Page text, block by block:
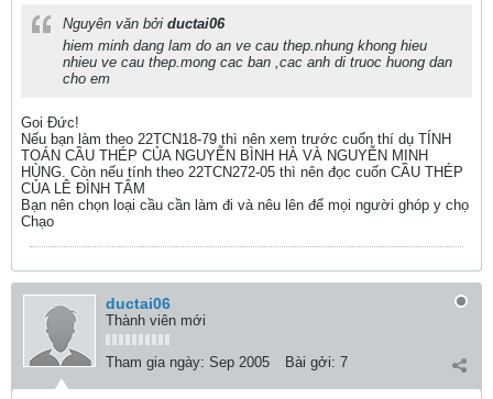
Nguyên văn bởi ductai06
hiem minh dang lam do an ve cau thep.nhung khong hieu
nhieu ve cau thep.mong cac ban ,cac anh di truoc huong dan
cho em
Goi Đức!
Nếu bạn làm theo 22TCN18-79 thì nên xem trước cuốn thí dụ TÍNH
TOÁN CẦU THÉP CỦA NGUYỄN BÌNH HÀ VÀ NGUYỄN MINH
HÙNG. Còn nếu tính theo 22TCN272-05 thì nên đọc cuốn CẦU THÉP
CỦA LÊ ĐÌNH TÂM
Bạn nên chọn loại cầu cần làm đi và nêu lên để mọi người ghóp y chọ
Chạo
ductai06
Thành viên mới
Tham gia ngày: Sep 2005 Bài gởi: 7